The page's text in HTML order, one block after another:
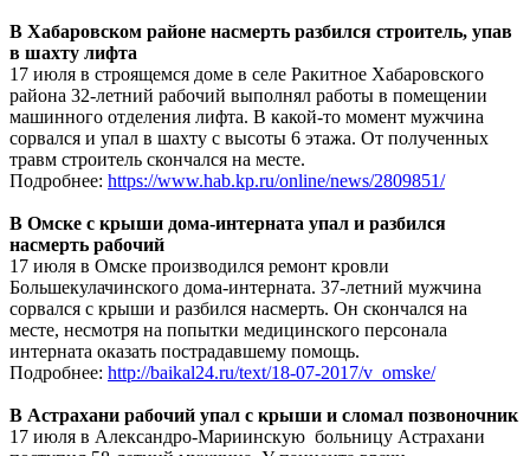
В Хабаровском районе насмерть разбился строитель, упав
в шахту лифта
17 июля в строящемся доме в селе Ракитное Хабаровского
района 32-летний рабочий выполнял работы в помещении
машинного отделения лифта. В какой-то момент мужчина
сорвался и упал в шахту с высоты 6 этажа. От полученных
травм строитель скончался на месте.
Подробнее: https://www.hab.kp.ru/online/news/2809851/
В Омске с крыши дома-интерната упал и разбился
насмерть рабочий
17 июля в Омске производился ремонт кровли
Большекулачинского дома-интерната. 37-летний мужчина
сорвался с крыши и разбился насмерть. Он скончался на
месте, несмотря на попытки медицинского персонала
интерната оказать пострадавшему помощь.
Подробнее: http://baikal24.ru/text/18-07-2017/v_omske/
В Астрахани рабочий упал с крыши и сломал позвоночник
17 июля в Александро-Мариинскую больницу Астрахани